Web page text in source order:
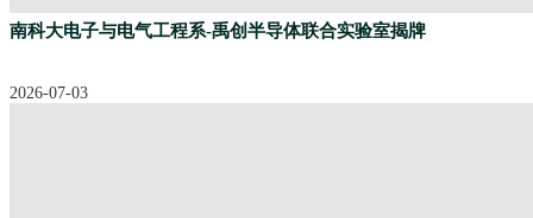
南科大电子与电气工程系-禹创半导体联合实验室揭牌
2026-07-03